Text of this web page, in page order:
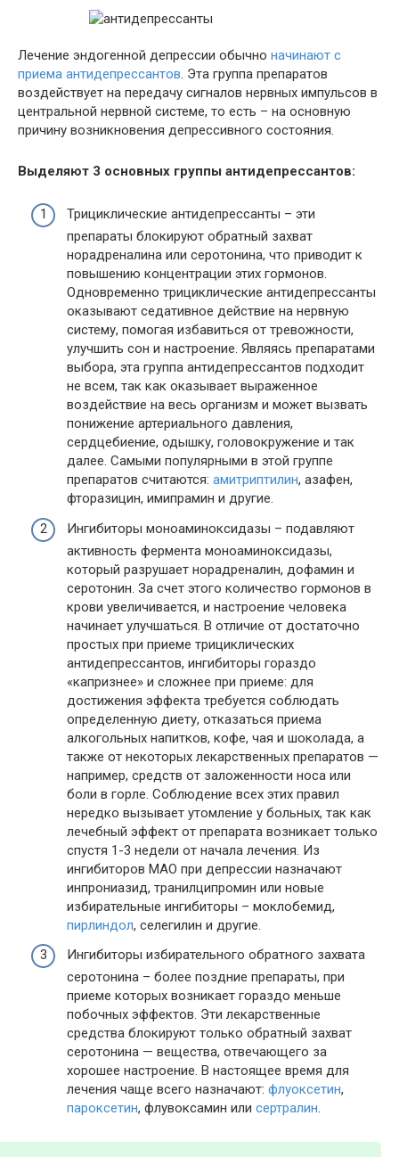
Лечение эндогенной депрессии обычно начинают с
приема антидепрессантов . Эта группа препаратов
воздействует на передачу сигналов нервных импульсов в
центральной нервной системе, то есть – на основную
причину возникновения депрессивного состояния.
Выделяют 3 основных группы антидепрессантов:
Трициклические антидепрессанты – эти
препараты блокируют обратный захват
норадреналина или серотонина, что приводит к
повышению концентрации этих гормонов.
Одновременно трициклические антидепрессанты
оказывают седативное действие на нервную
систему, помогая избавиться от тревожности,
улучшить сон и настроение. Являясь препаратами
выбора, эта группа антидепрессантов подходит
не всем, так как оказывает выраженное
воздействие на весь организм и может вызвать
понижение артериального давления,
сердцебиение, одышку, головокружение и так
далее. Самыми популярными в этой группе
препаратов считаются: амитриптилин, азафен,
фторазицин, имипрамин и другие.
Ингибиторы моноаминоксидазы – подавляют
активность фермента моноаминоксидазы,
который разрушает норадреналин, дофамин и
серотонин. За счет этого количество гормонов в
крови увеличивается, и настроение человека
начинает улучшаться. В отличие от достаточно
простых при приеме трициклических
антидепрессантов, ингибиторы гораздо
«капризнее» и сложнее при приеме: для
достижения эффекта требуется соблюдать
определенную диету, отказаться приема
алкогольных напитков, кофе, чая и шоколада, а
также от некоторых лекарственных препаратов —
например, средств от заложенности носа или
боли в горле. Соблюдение всех этих правил
нередко вызывает утомление у больных, так как
лечебный эффект от препарата возникает только
спустя 1-3 недели от начала лечения. Из
ингибиторов МАО при депрессии назначают
инпрониазид, транилципромин или новые
избирательные ингибиторы – моклобемид,
пирлиндол, селегилин и другие.
Ингибиторы избирательного обратного захвата
серотонина – более поздние препараты, при
приеме которых возникает гораздо меньше
побочных эффектов. Эти лекарственные
средства блокируют только обратный захват
серотонина — вещества, отвечающего за
хорошее настроение. В настоящее время для
лечения чаще всего назначают: флуоксетин,
пароксетин, флувоксамин или сертралин.